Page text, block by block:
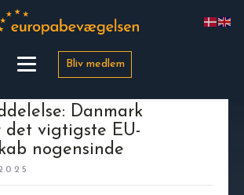
Bliv medlem
Danmark
det vigtigste EU-
nogensinde